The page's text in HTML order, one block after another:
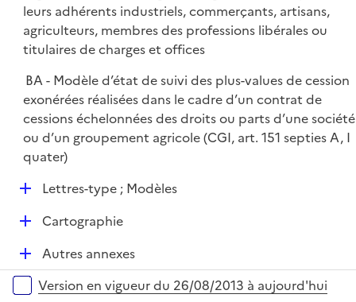
leurs adhérents industriels, commerçants, artisans,
agriculteurs, membres des professions libérales ou
titulaires de charges et offices
BA - Modèle d’état de suivi des plus-values de cession
exonérées réalisées dans le cadre d’un contrat de
cessions échelonnées des droits ou parts d’une société
ou d’un groupement agricole (CGI, art. 151 septies A, I
quater)
D
e
Lettres-type ; Modèles
D
p
Cartographie
D
é
p
Autres annexes
Versions sur la période
Version en vigueur du 26/08/2013 à aujourd'hui